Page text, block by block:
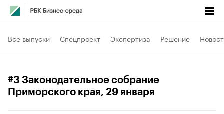
Все выпуски Спецпроект Экспертиза Решение
#3 Законодательное собрание
Приморского края, 29 января